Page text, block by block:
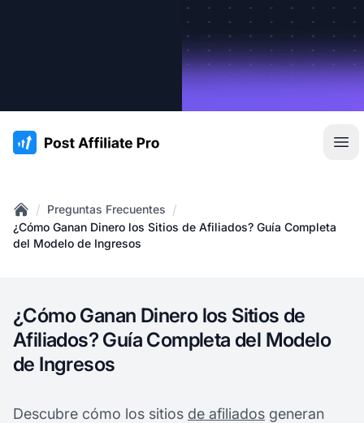
:site.title
Home
/ Preguntas Frecuentes /
¿Cómo Ganan Dinero los Sitios de Afiliados? Guía Completa
del Modelo de Ingresos
¿Cómo Ganan Dinero los Sitios de
Afiliados? Guía Completa del Modelo
de Ingresos
Descubre cómo los sitios de afiliados generan